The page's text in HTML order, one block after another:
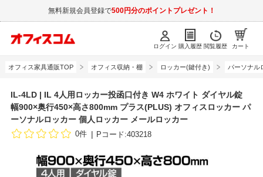
無料新規会員登録で500円分のポイントプレゼント！
ログイン 購入履歴 閲覧履歴 カート
オフィス家具通販TOP オフィス収納・棚 ロッカー(鍵付き) パーソナル
IL-4LD | IL 4人用ロッカー投函口付き W4 ホワイト ダイヤル錠
幅900×奥行450×高さ800mm プラス(PLUS) オフィスロッカー パ
ーソナルロッカー 個人ロッカー メールロッカー
0件 Pコード:403218